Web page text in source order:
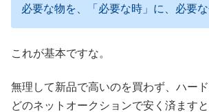
必要な物を、「必要な時」に、必要な
これが基本ですな。
無理して新品で高いのを買わず、ハー
どのネットオークションで安く済ます